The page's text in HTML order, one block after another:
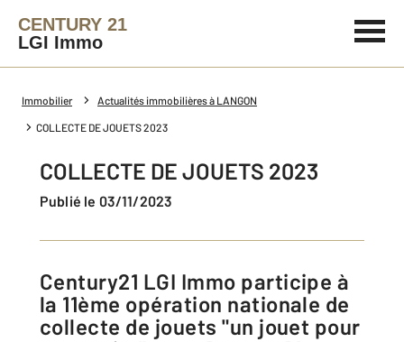
CENTURY 21
LGI Immo
Immobilier Actualités immobilières à LANGON
COLLECTE DE JOUETS 2023
COLLECTE DE JOUETS 2023
Publié le 03/11/2023
Century21 LGI Immo participe à
la 11ème opération nationale de
collecte de jouets "un jouet pour